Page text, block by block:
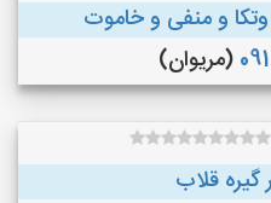
وتکا و منفی و خاموت
(مریوان)
گیره قلاب